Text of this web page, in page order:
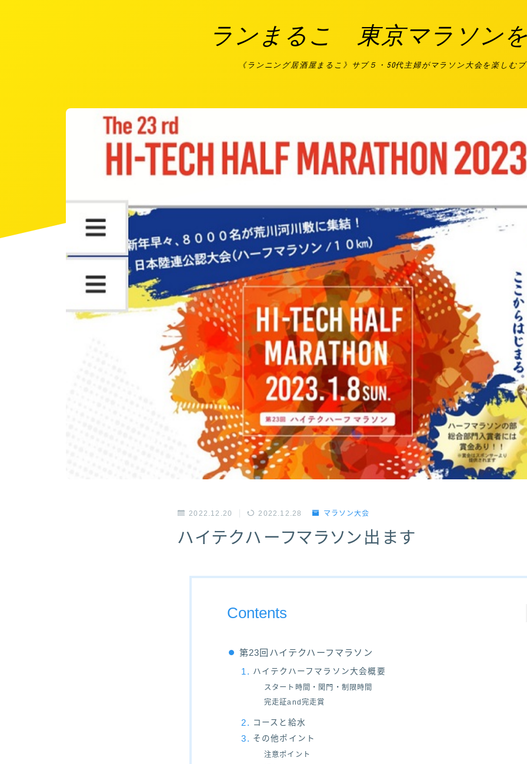
ランまるこ 東京マラソン
《ランニング居酒屋まるこ》サブ５・50代主婦がマラソン大会を楽しむ
2022.12.20 2022.12.28 マラソン大会
ハイテクハーフマラソン出ます
Contents
第23回ハイテクハーフマラソン
ハイテクハーフマラソン大会概要
スタート時間・関門・制限時間
完走証and完走賞
コースと給水
その他ポイント
注意ポイント